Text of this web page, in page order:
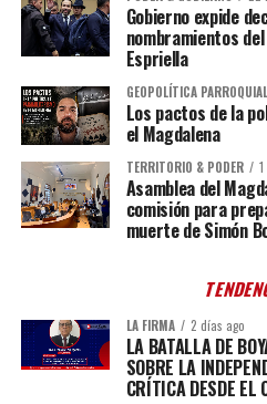
Gobierno expide
nombramientos
Espriella
GEOPOLÍTICA PARROQUIAL
Los pactos de la
el Magdalena
TERRITORIO & PODER
Asamblea del
comisión para
muerte de Simón
LA FIRMA 2 días ago
LA BATALLA DE
SOBRE LA
CRÍTICA DESDE EL